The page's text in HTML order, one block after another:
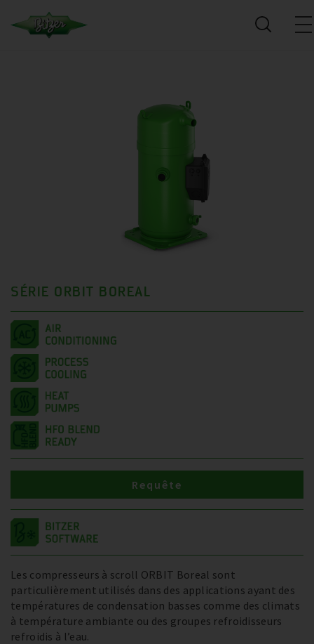
SÉRIE ORBIT BOREAL
Les compresseurs à scroll ORBIT Boreal sont
particulièrement utilisés dans des applications ayant des
températures de condensation basses comme des climats
à température ambiante ou des groupes refroidisseurs
refroidis à l’eau.
Requête